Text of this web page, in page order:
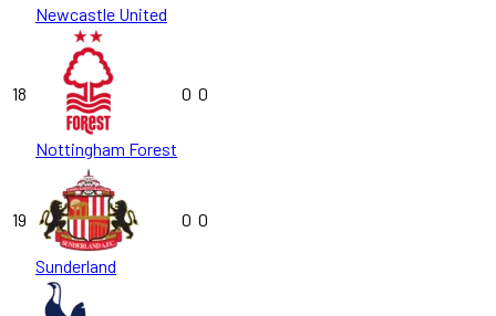
Newcastle United
18
Nottingham Forest
0 0
19
Sunderland
0 0